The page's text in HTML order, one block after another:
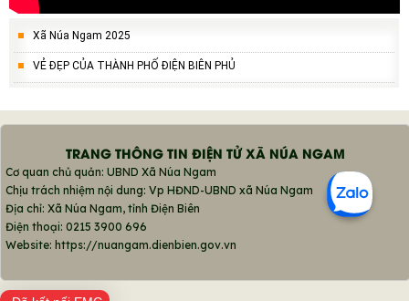
Xã Núa Ngam 2025
VẺ ĐẸP CỦA THÀNH PHỐ ĐIỆN BIÊN PHỦ
TRANG THÔNG TIN ĐIỆN TỬ XÃ NÚA NGAM
Cơ quan chủ quản: UBND Xã Núa Ngam
Chịu trách nhiệm nội dung: Vp HĐND-UBND xã Núa Ngam
Địa chỉ: Xã Núa Ngam, tỉnh Điện Biên
Điện thoại: 0215 3900 696
Website: https://nuangam.dienbien.gov.vn